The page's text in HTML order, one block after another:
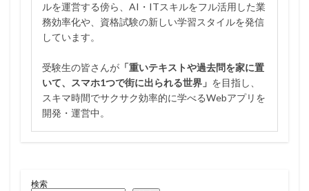
ルを運営する傍ら、AI・ITスキルをフル活用した業
務効率化や、資格試験の新しい学習スタイルを発信
しています。
受験生の皆さんが 「重いテキストや過去問を家に置
いて、スマホ1つで街に出られる世界」 を目指し、
スキマ時間でサクサク効率的に学べるWebアプリを
開発・運営中。
検索